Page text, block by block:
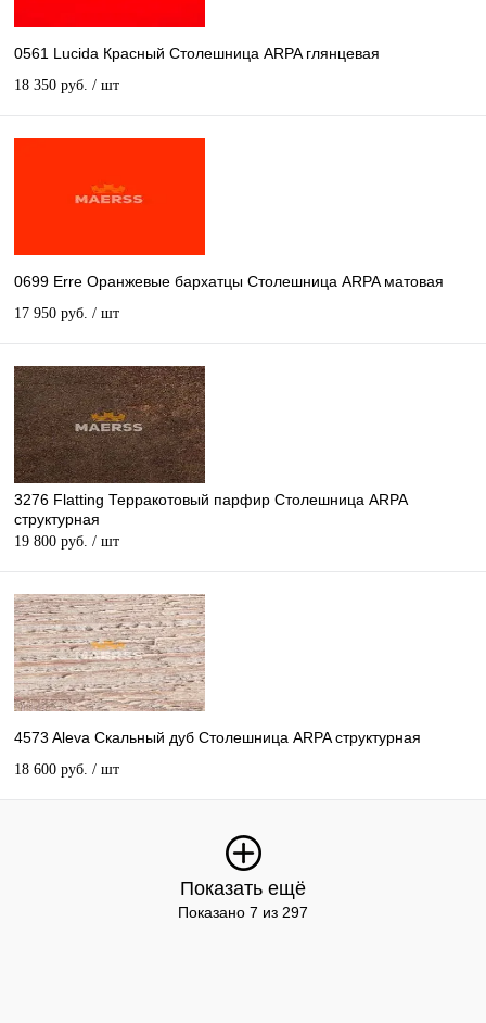
0561 Lucida Красный Столешница ARPA глянцевая
18 350 руб. / шт
0699 Erre Оранжевые бархатцы Столешница ARPA матовая
17 950 руб. / шт
3276 Flatting Терракотовый парфир Столешница ARPA
структурная
19 800 руб. / шт
4573 Aleva Скальный дуб Столешница ARPA структурная
18 600 руб. / шт
Показать ещё
Показано 7 из 297